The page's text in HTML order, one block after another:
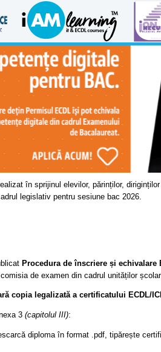
sprijinul elevilor, părinților, diriginților
legislativ pentru sesiune bac 2026.
Procedura de înscriere și echivalare
de examen din cadrul unități lor
copia legalizată a certificatului ECDL/
3 (capitolul III):
diploma în format .pdf, tipărește